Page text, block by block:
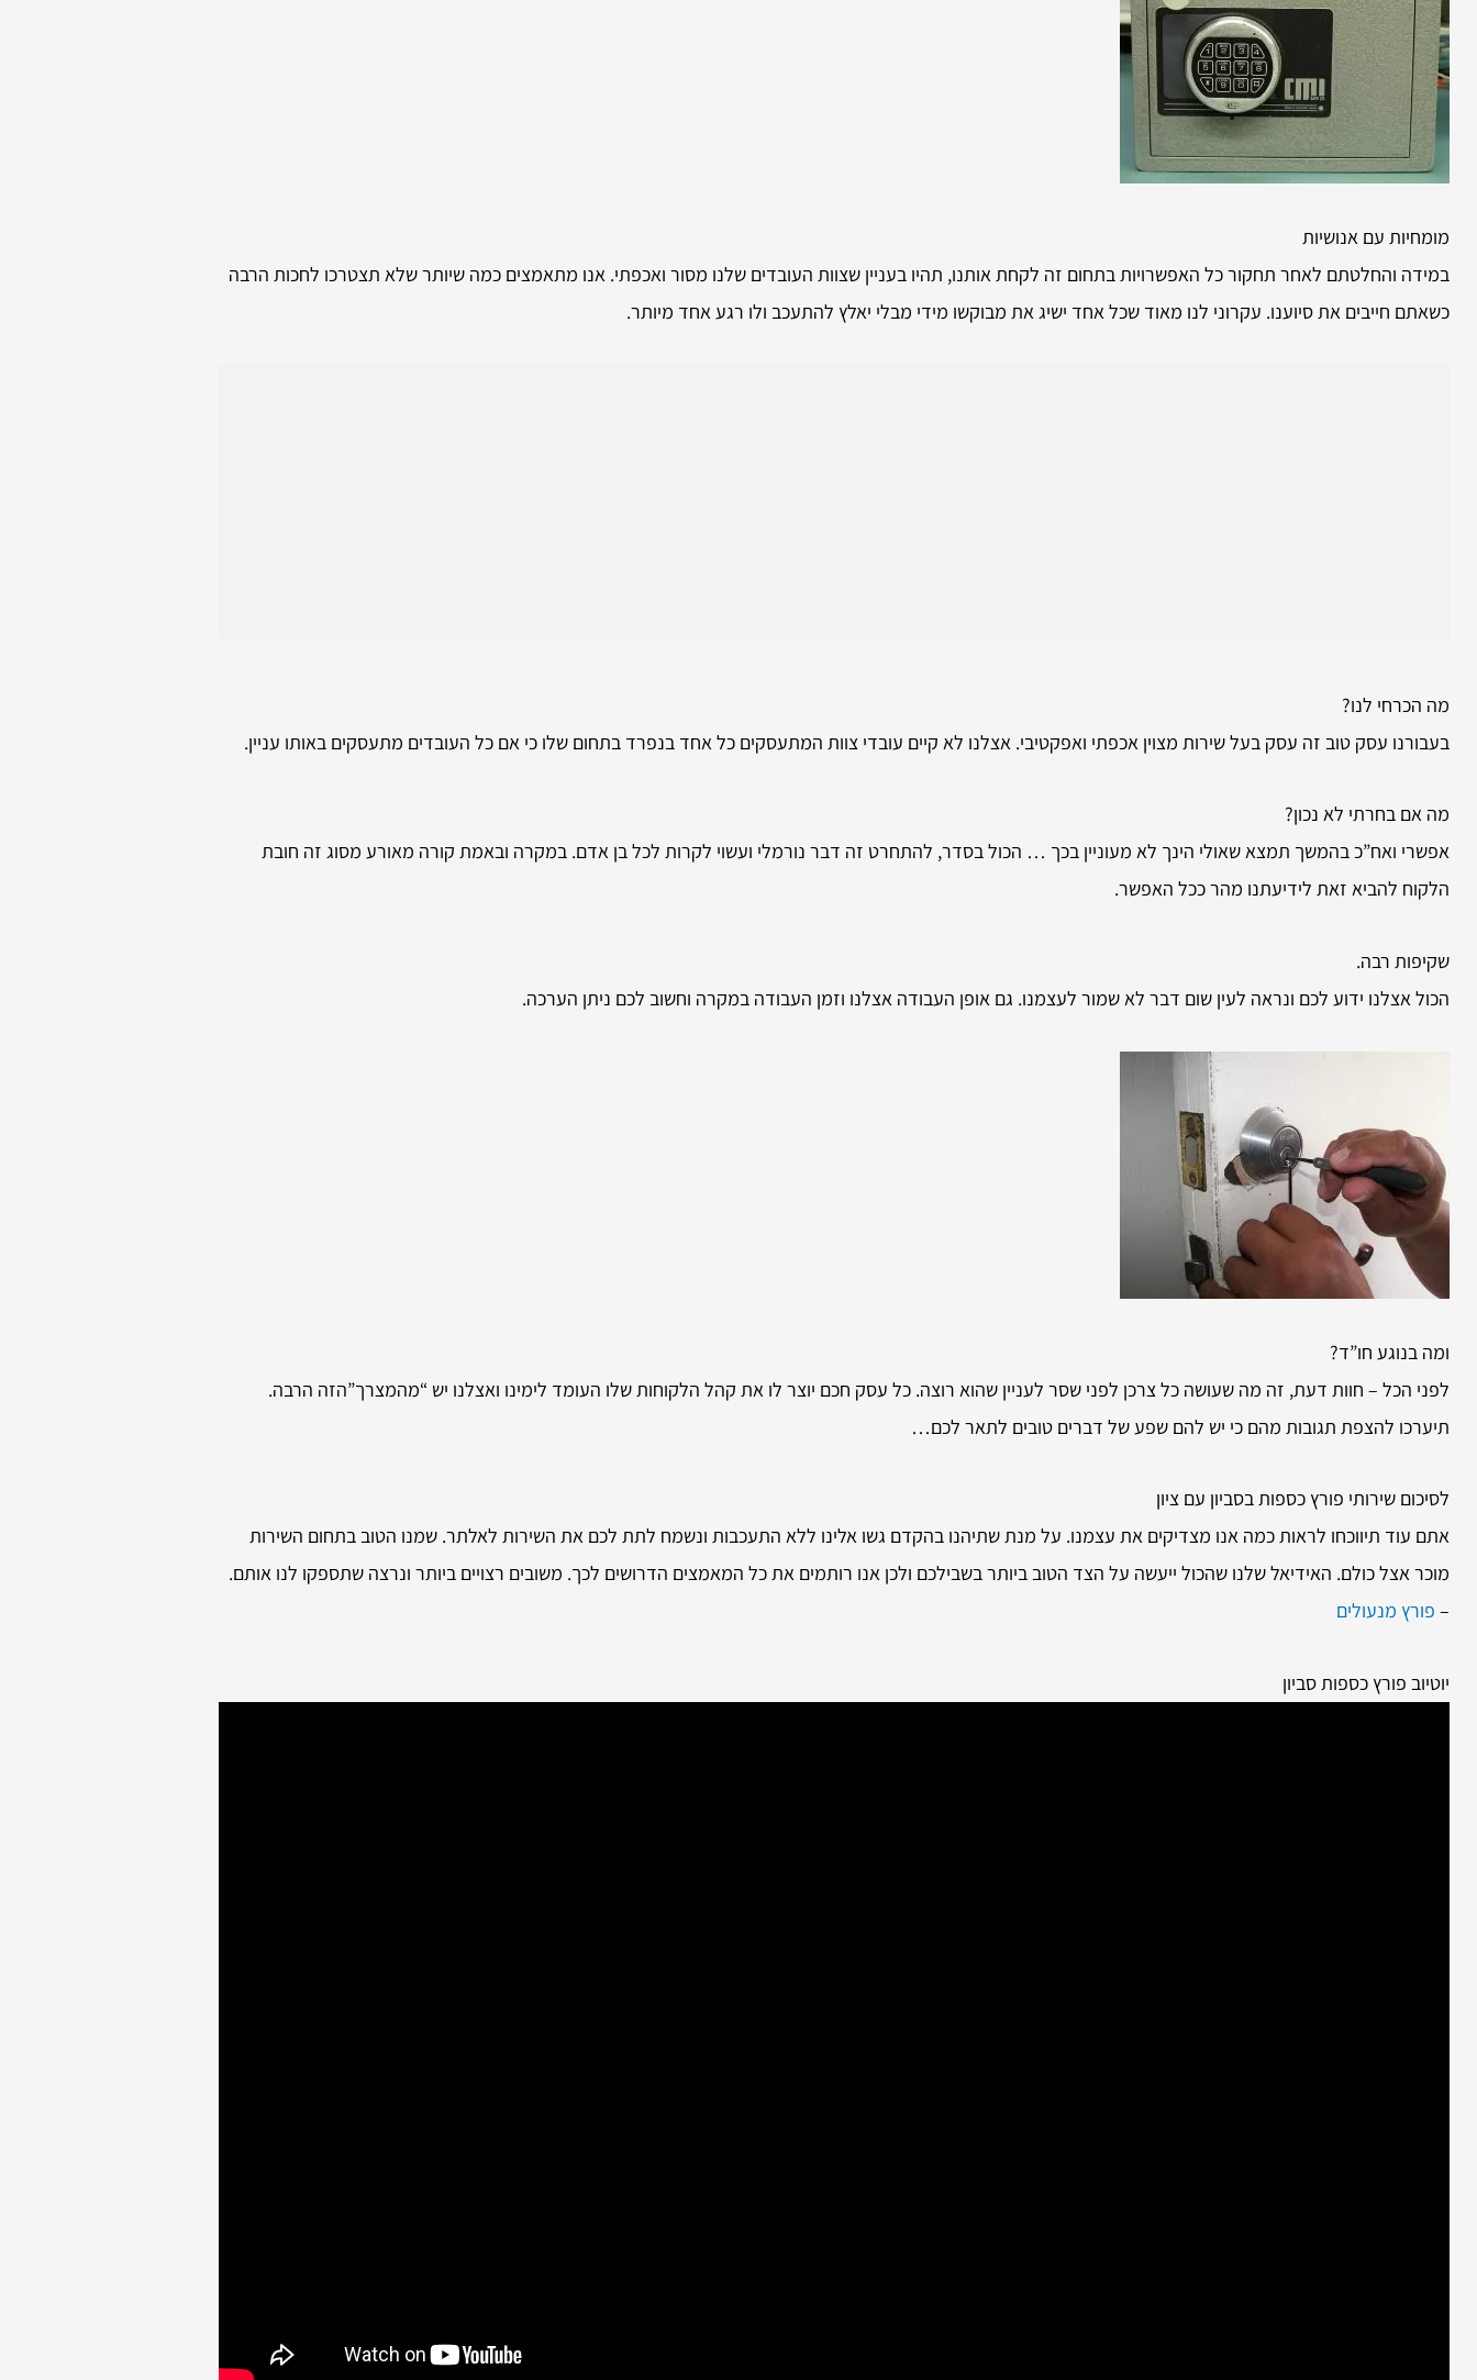
מומחיות עם אנושיות
במידה והחלטתם לאחר תחקור כל האפשרויות בתחום זה לקחת אותנו, תהיו בעניין שצוות העובדים שלנו מסור ואכפתי. אנו מתאמצים כמה שיותר שלא תצטרכו לחכות הרבה
כשאתם חייבים את סיוענו. עקרוני לנו מאוד שכל אחד ישיג את מבוקשו מידי מבלי יאלץ להתעכב ולו רגע אחד מיותר.
מה הכרחי לנו?
בעבורנו עסק טוב זה עסק בעל שירות מצוין אכפתי ואפקטיבי. אצלנו לא קיים עובדי צוות המתעסקים כל אחד בנפרד בתחום שלו כי אם כל העובדים מתעסקים באותו עניין.
מה אם בחרתי לא נכון?
אפשרי ואח”כ בהמשך תמצא שאולי הינך לא מעוניין בכך … הכול בסדר, להתחרט זה דבר נורמלי ועשוי לקרות לכל בן אדם. במקרה ובאמת קורה מאורע מסוג זה חובת
הלקוח להביא זאת לידיעתנו מהר ככל האפשר.
שקיפות רבה.
הכול אצלנו ידוע לכם ונראה לעין שום דבר לא שמור לעצמנו. גם אופן העבודה אצלנו וזמן העבודה במקרה וחשוב לכם ניתן הערכה.
ומה בנוגע חו”ד?
לפני הכל – חוות דעת, זה מה שעושה כל צרכן לפני שסר לעניין שהוא רוצה. כל עסק חכם יוצר לו את קהל הלקוחות שלו העומד לימינו ואצלנו יש “מהמצרך”הזה הרבה.
תיערכו להצפת תגובות מהם כי יש להם שפע של דברים טובים לתאר לכם…
לסיכום שירותי פורץ כספות בסביון עם ציון
אתם עוד תיווכחו לראות כמה אנו מצדיקים את עצמנו. על מנת שתיהנו בהקדם גשו אלינו ללא התעכבות ונשמח לתת לכם את השירות לאלתר. שמנו הטוב בתחום השירות
מוכר אצל כולם. האידיאל שלנו שהכול ייעשה על הצד הטוב ביותר בשבילכם ולכן אנו רותמים את כל המאמצים הדרושים לכך. משובים רצויים ביותר ונרצה שתספקו לנו אותם.
– פורץ מנעולים
יוטיוב פורץ כספות סביון